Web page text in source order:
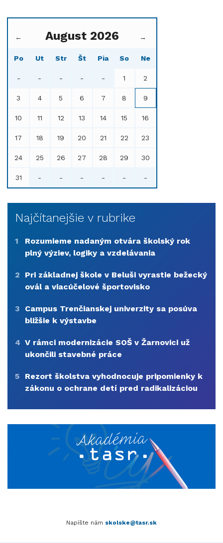
← August 2026 →
Po Ut Str Št Pia So Ne
- - - - - 1 2
3 4 5 6 7 8 9
10 11 12 13 14 15 16
17 18 19 20 21 22 23
24 25 26 27 28 29 30
31 - - - - - -
Najčítanejšie v rubrike
1
Rozumieme nadaným otvára školský rok
plný výziev, logiky a vzdelávania
2
Pri základnej škole v Beluši vyrastie bežecký
ovál a viacúčelové športovisko
3
Campus Trenčianskej univerzity sa posúva
bližšie k výstavbe
4 V rámci modernizácie SOŠ v Žarnovici už
ukončili stavebné práce
5
Rezort školstva vyhodnocuje pripomienky k
zákonu o ochrane detí pred radikalizáciou
Napíšte nám skolske@tasr.sk